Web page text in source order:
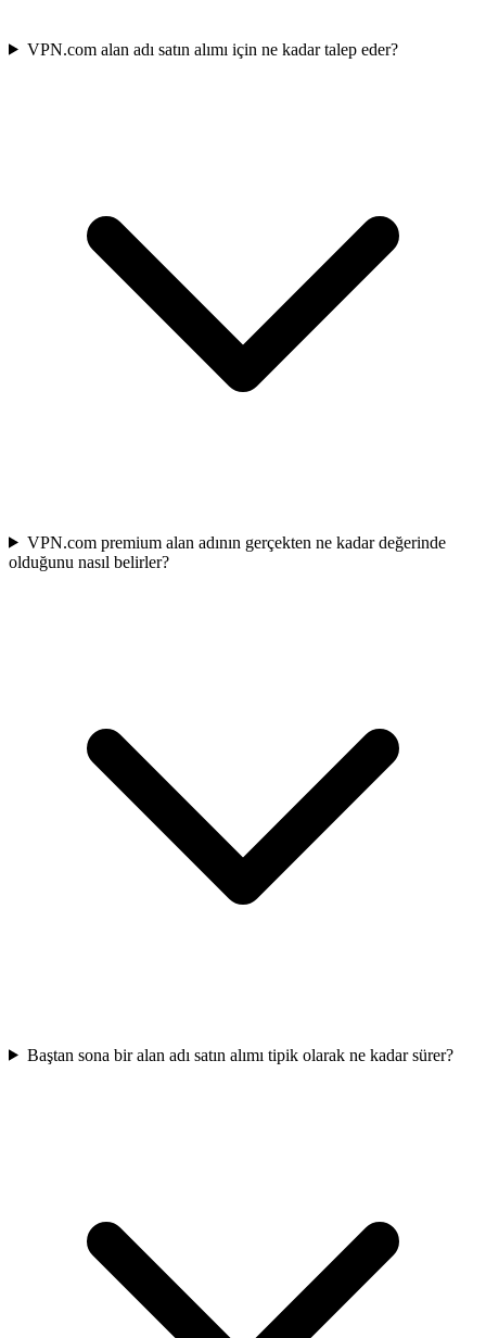
VPN.com alan adı satın alımı için ne kadar talep eder?
VPN.com premium alan adının gerçekten ne kadar değerinde
olduğunu nasıl belirler?
Baştan sona bir alan adı satın alımı tipik olarak ne kadar sürer?